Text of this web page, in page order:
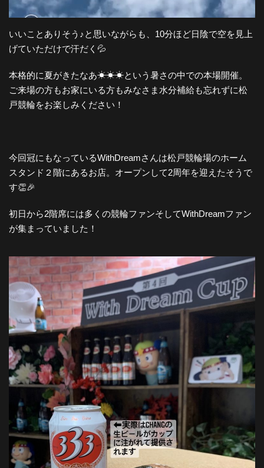
いいことありそう♪と思いながらも、10分ほど日陰で空を見上
げていただけで汗だく💦
本格的に夏がきたなあ☀☀☀という暑さの中での本場開催。
ご来場の方もお家にいる方もみなさま水分補給も忘れずに松
戸競輪をお楽しみください！
今回冠にもなっているWithDreamさんは松戸競輪場のホーム
スタンド２階にあるお店。オープンして2周年を迎えたそうで
す👏🎉
初日から2階席には多くの競輪ファンそしてWithDreamファン
が集まっていました！